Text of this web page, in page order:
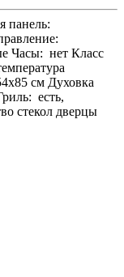
панель:
Часы: нет Класс
см Духовка
есть,
стекол дверцы